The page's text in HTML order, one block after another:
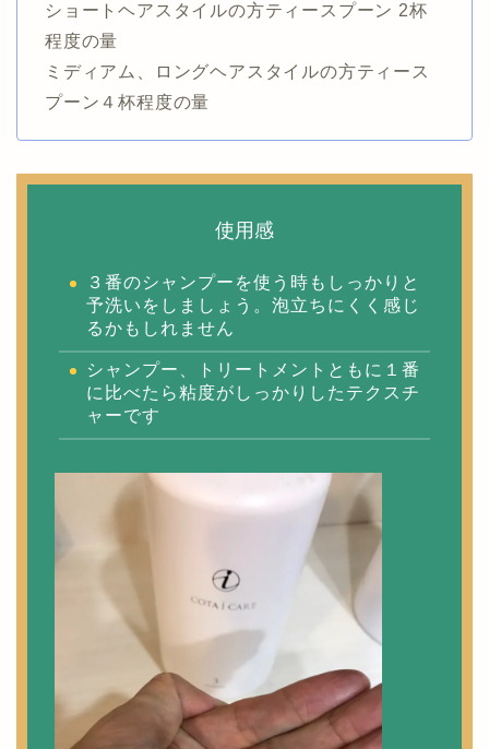
ショートヘアスタイルの方ティースプーン 2杯
程度の量
ミディアム、ロングヘアスタイルの方ティース
プーン４杯程度の量
使用感
３番のシャンプーを使う時もしっかりと
予洗いをしましょう。泡立ちにくく感じ
るかもしれません
シャンプー、トリートメントともに１番
に比べたら粘度がしっかりしたテクスチ
ャーです